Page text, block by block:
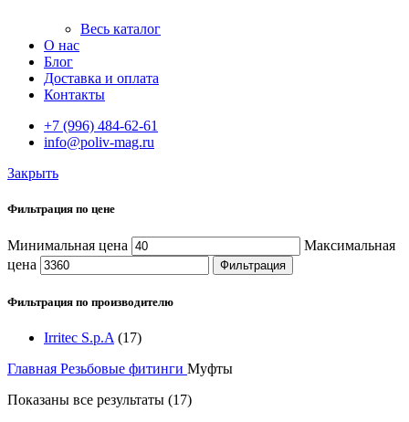
Весь каталог
О нас
Блог
Доставка и оплата
Контакты
+7 (996) 484-62-61
info@poliv-mag.ru
Закрыть
Фильтрация по цене
Минимальная цена
Максимальная
цена
Фильтрация
Фильтрация по производителю
Irritec S.p.A (17)
Главная Резьбовые фитинги Муфты
Показаны все результаты (17)